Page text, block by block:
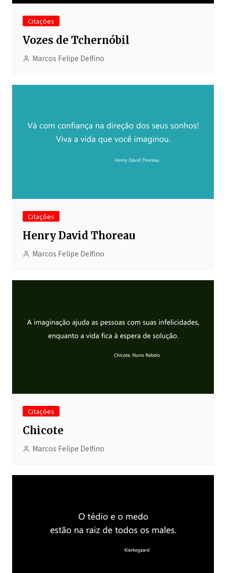
Citações
Vozes de Tchernóbil
Marcos Felipe Delfino
Citações
Henry David Thoreau
Marcos Felipe Delfino
Citações
Chicote
Marcos Felipe Delfino